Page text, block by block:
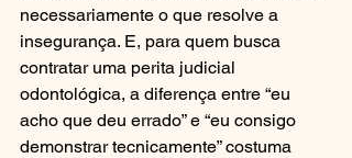
necessariamente o que resolve a
insegurança. E, para quem busca
contratar uma perita judicial
odontológica, a diferença entre “eu
acho que deu errado” e “eu consigo
demonstrar tecnicamente” costuma